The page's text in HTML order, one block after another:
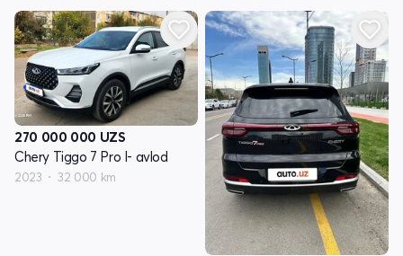
270 000 000 UZS
Chery Tiggo 7 Pro I- avlod
2023 32 000 km